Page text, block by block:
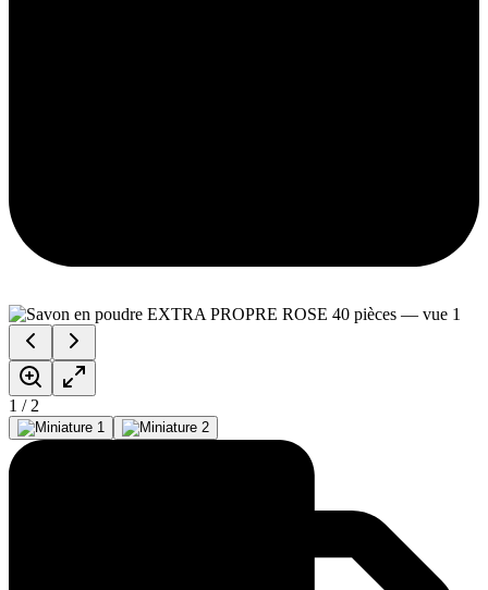
1 / 2